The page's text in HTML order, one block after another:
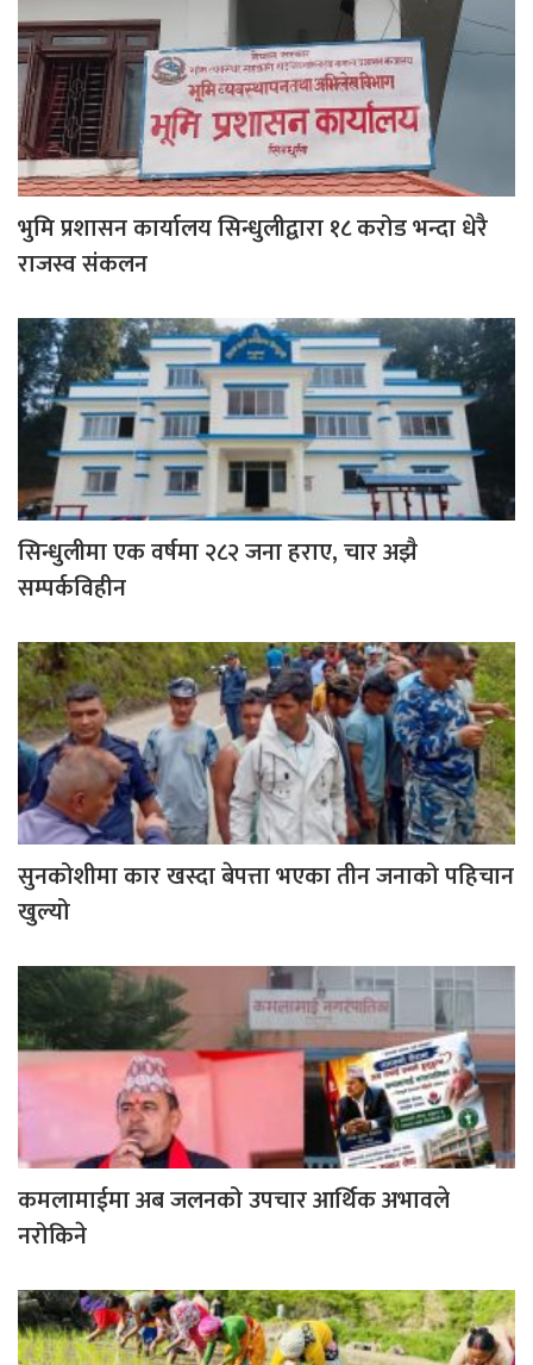
भुमि प्रशासन कार्यालय सिन्धुलीद्वारा १८ करोड भन्दा धेरै
राजस्व संकलन
सिन्धुलीमा एक वर्षमा २८२ जना हराए, चार अझै
सम्पर्कविहीन
सुनकोशीमा कार खस्दा बेपत्ता भएका तीन जनाको पहिचान
खुल्यो
कमलामाईमा अब जलनको उपचार आर्थिक अभावले
नरोकिने